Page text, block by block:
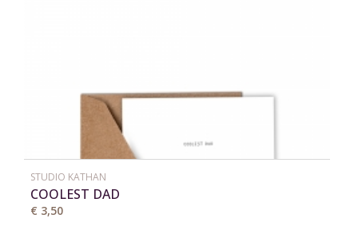
STUDIO KATHAN
COOLEST DAD
€ 3,50